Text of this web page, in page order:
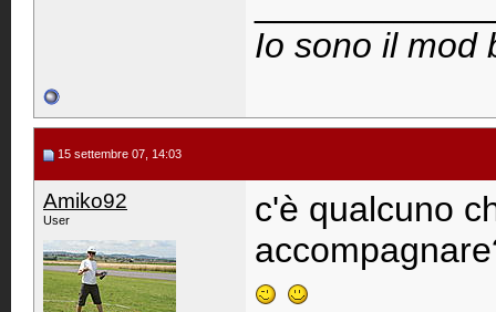
Io sono il mod
15 settembre 07, 14:03
Amiko92
User
c'è qualcuno